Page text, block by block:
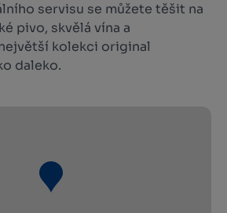
servisu se můžete těšit na
pivo, skvělá vína a
kolekci original
daleko.